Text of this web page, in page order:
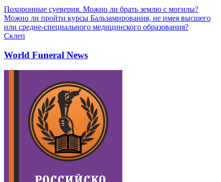
Похоронные суеверия. Можно ли брать землю с могилы?
Можно ли пройти курсы Бальзамирования, не имея высшего
или средне-специального медицинского образования?
Склеп
World Funeral News